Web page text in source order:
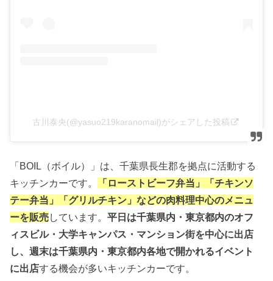
古川泰央(@yasuo219karanomail)がシェアした投稿
「BOIL（ボイル）」は、千葉県長生郡を拠点に活動する
キッチンカーです。
「ローストビーフ弁当」「チキンソ
テー弁当」「グリルチキン」などの肉料理中心のメニュ
ーを販売しています。平日は千葉県内・東京都内のオフ
ィスビル・大学キャンパス・マンション街を中心に出店
し、週末は千葉県内・東京都内各地で開かれるイベント
に出店する機会が多いキッチンカーです。